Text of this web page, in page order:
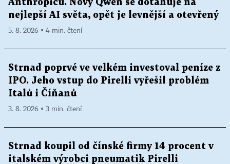
Anthropicu. Nový Qwen se dotahuje na
nejlepší AI světa, opět je levnější a otevřený
5. 8. 2026 ▪ 4 min. čtení
Strnad poprvé ve velkém investoval peníze z
IPO. Jeho vstup do Pirelli vyřešil problém
Italů i Číňanů
3. 8. 2026 ▪ 3 min. čtení
Strnad koupil od čínské firmy 14 procent v
italském výrobci pneumatik Pirelli